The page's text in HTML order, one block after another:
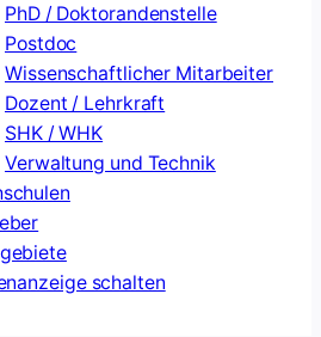
PhD / Doktorandenstelle
Postdoc
Wissenschaftlicher Mitarbeiter
Dozent / Lehrkraft
SHK / WHK
Verwaltung und Technik
schalten